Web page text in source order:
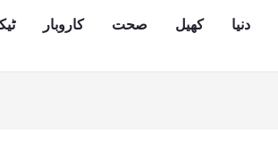
دنیا کھیل صحت کاروبار